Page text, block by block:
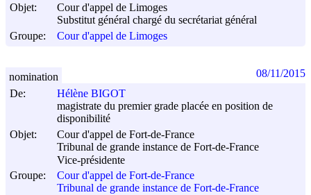
Objet:
Cour d'appel de Limoges
Substitut général chargé du secrétariat général
Groupe:
Cour d'appel de Limoges
De:
Hélène BIGOT
magistrate du premier grade placée en position de
disponibilité
Objet:
Cour d'appel de Fort-de-France
Tribunal de grande instance de Fort-de-France
Vice-présidente
Groupe:
Cour d'appel de Fort-de-France
Tribunal de grande instance de Fort-de-France
nomination 08/11/2015